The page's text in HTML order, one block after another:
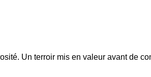
Un terroir mis en valeur avant de